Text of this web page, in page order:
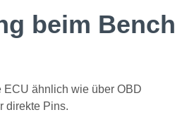
beim Bench
ähnlich wie über OBD
direkte Pins.